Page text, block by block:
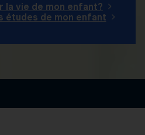
la vie de mon enfant?
études de mon enfant